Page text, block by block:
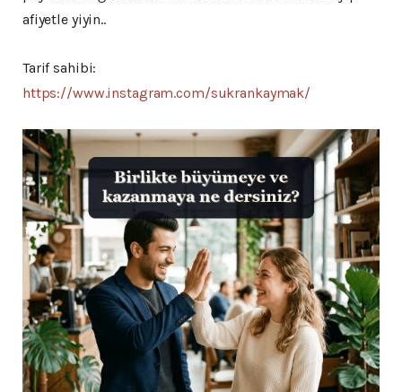
afiyetle yiyin..
Tarif sahibi:
https://www.instagram.com/sukrankaymak/